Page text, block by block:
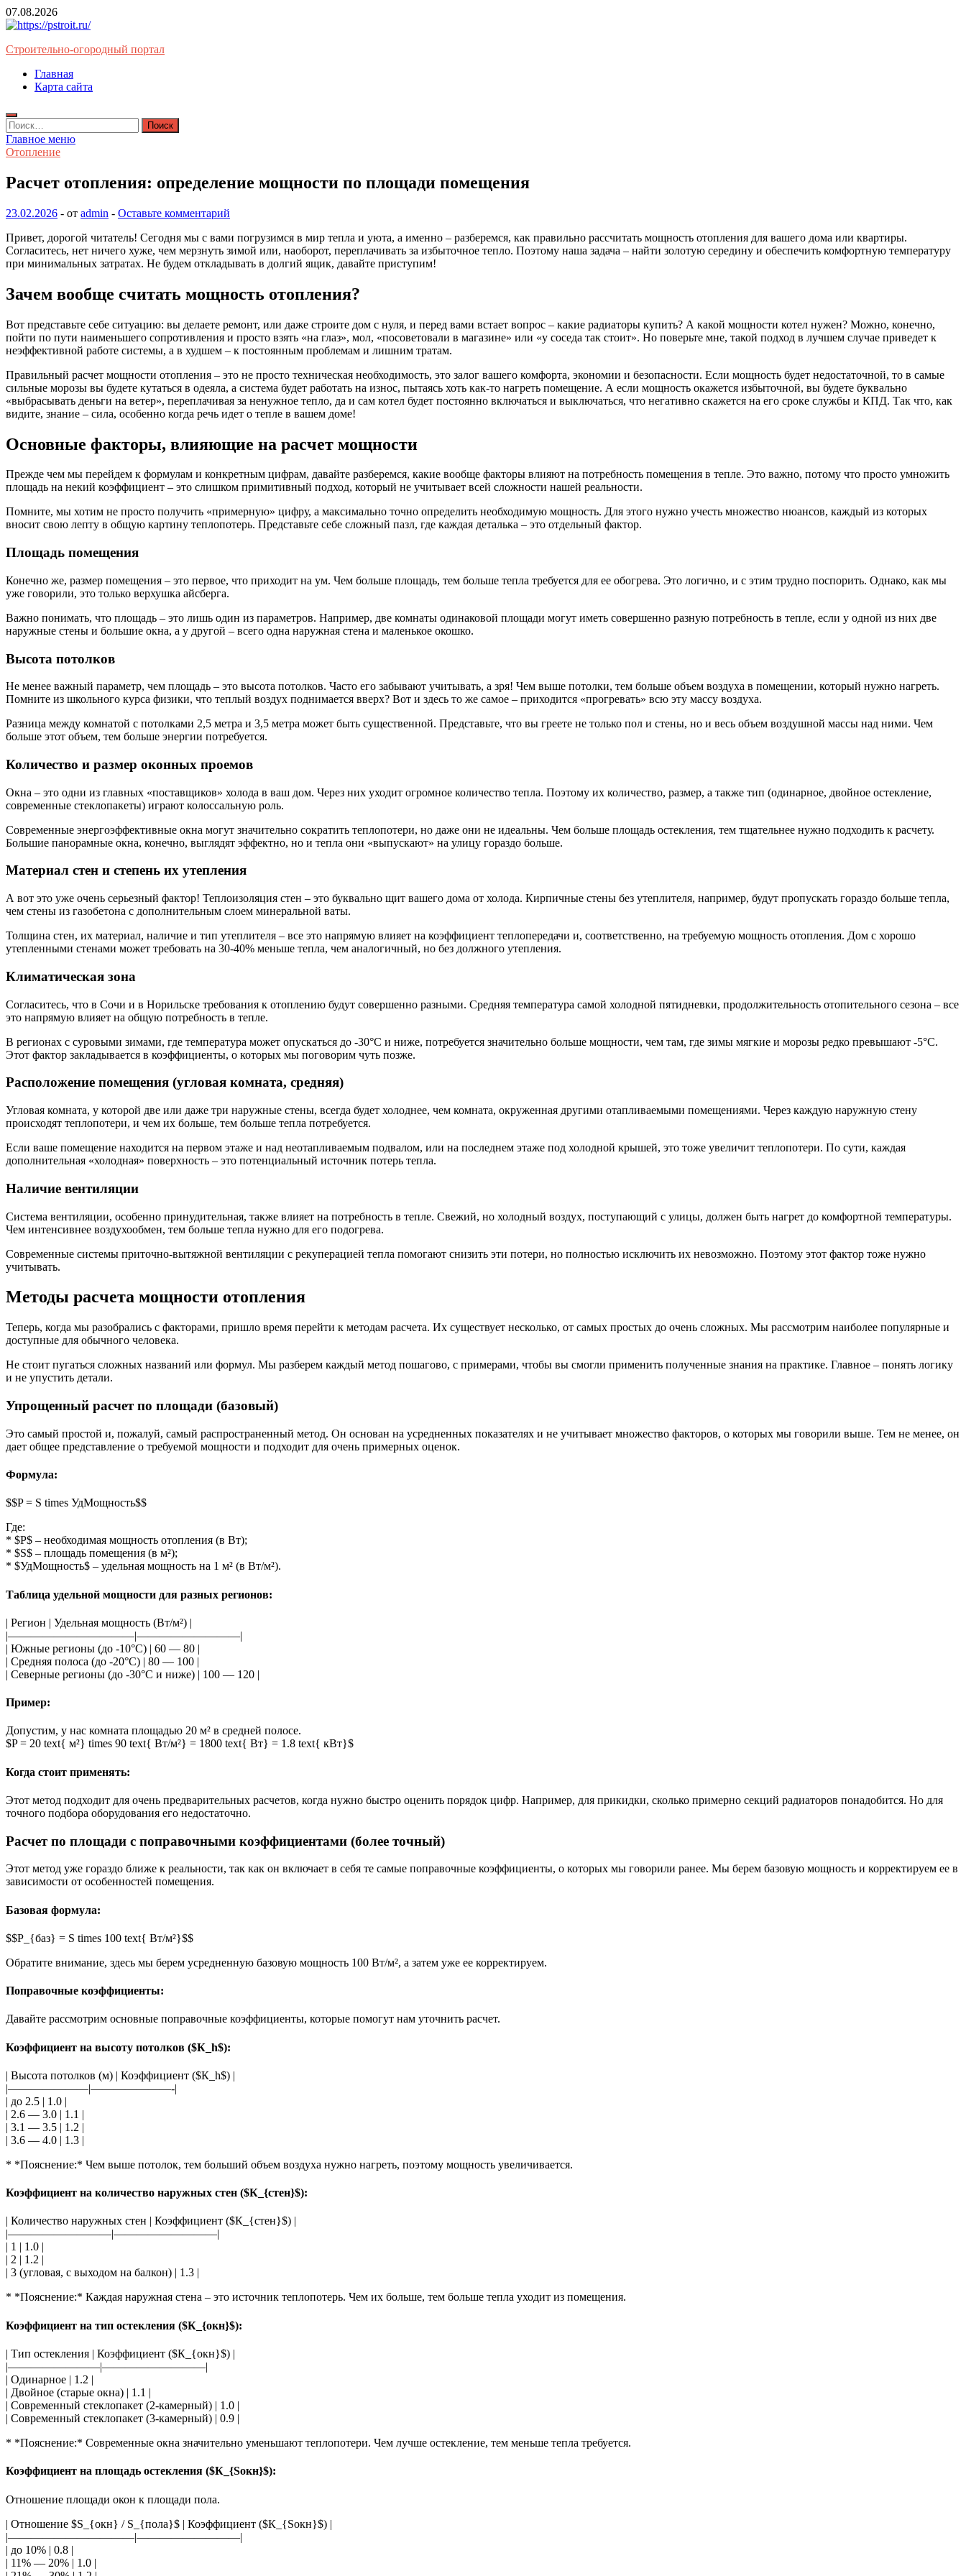
Перейти
к
07.08.2026
Строительно-огородный портал
Главная
Карта сайта
Найти:
Главное меню
Отопление
Расчет отопления: определение мощности по площади помещения
23.02.2026 - от admin - Оставьте комментарий
Привет, дорогой читатель! Сегодня мы с вами погрузимся в мир тепла и уюта, а именно – разберемся, как правильно рассчитать мощность отопления для вашего дома или квартиры.
Согласитесь, нет ничего хуже, чем мерзнуть зимой или, наоборот, переплачивать за избыточное тепло. Поэтому наша задача – найти золотую середину и обеспечить комфортную температуру
при минимальных затратах. Не будем откладывать в долгий ящик, давайте приступим!
Зачем вообще считать мощность отопления?
Вот представьте себе ситуацию: вы делаете ремонт, или даже строите дом с нуля, и перед вами встает вопрос – какие радиаторы купить? А какой мощности котел нужен? Можно, конечно,
пойти по пути наименьшего сопротивления и просто взять «на глаз», мол, «посоветовали в магазине» или «у соседа так стоит». Но поверьте мне, такой подход в лучшем случае приведет к
неэффективной работе системы, а в худшем – к постоянным проблемам и лишним тратам.
Правильный расчет мощности отопления – это не просто техническая необходимость, это залог вашего комфорта, экономии и безопасности. Если мощность будет недостаточной, то в самые
сильные морозы вы будете кутаться в одеяла, а система будет работать на износ, пытаясь хоть как-то нагреть помещение. А если мощность окажется избыточной, вы будете буквально
«выбрасывать деньги на ветер», переплачивая за ненужное тепло, да и сам котел будет постоянно включаться и выключаться, что негативно скажется на его сроке службы и КПД. Так что, как
видите, знание – сила, особенно когда речь идет о тепле в вашем доме!
Основные факторы, влияющие на расчет мощности
Прежде чем мы перейдем к формулам и конкретным цифрам, давайте разберемся, какие вообще факторы влияют на потребность помещения в тепле. Это важно, потому что просто умножить
площадь на некий коэффициент – это слишком примитивный подход, который не учитывает всей сложности нашей реальности.
Помните, мы хотим не просто получить «примерную» цифру, а максимально точно определить необходимую мощность. Для этого нужно учесть множество нюансов, каждый из которых
вносит свою лепту в общую картину теплопотерь. Представьте себе сложный пазл, где каждая деталька – это отдельный фактор.
Площадь помещения
Конечно же, размер помещения – это первое, что приходит на ум. Чем больше площадь, тем больше тепла требуется для ее обогрева. Это логично, и с этим трудно поспорить. Однако, как мы
уже говорили, это только верхушка айсберга.
Важно понимать, что площадь – это лишь один из параметров. Например, две комнаты одинаковой площади могут иметь совершенно разную потребность в тепле, если у одной из них две
наружные стены и большие окна, а у другой – всего одна наружная стена и маленькое окошко.
Высота потолков
Не менее важный параметр, чем площадь – это высота потолков. Часто его забывают учитывать, а зря! Чем выше потолки, тем больше объем воздуха в помещении, который нужно нагреть.
Помните из школьного курса физики, что теплый воздух поднимается вверх? Вот и здесь то же самое – приходится «прогревать» всю эту массу воздуха.
Разница между комнатой с потолками 2,5 метра и 3,5 метра может быть существенной. Представьте, что вы греете не только пол и стены, но и весь объем воздушной массы над ними. Чем
больше этот объем, тем больше энергии потребуется.
Количество и размер оконных проемов
Окна – это одни из главных «поставщиков» холода в ваш дом. Через них уходит огромное количество тепла. Поэтому их количество, размер, а также тип (одинарное, двойное остекление,
современные стеклопакеты) играют колоссальную роль.
Современные энергоэффективные окна могут значительно сократить теплопотери, но даже они не идеальны. Чем больше площадь остекления, тем тщательнее нужно подходить к расчету.
Большие панорамные окна, конечно, выглядят эффектно, но и тепла они «выпускают» на улицу гораздо больше.
Материал стен и степень их утепления
А вот это уже очень серьезный фактор! Теплоизоляция стен – это буквально щит вашего дома от холода. Кирпичные стены без утеплителя, например, будут пропускать гораздо больше тепла,
чем стены из газобетона с дополнительным слоем минеральной ваты.
Толщина стен, их материал, наличие и тип утеплителя – все это напрямую влияет на коэффициент теплопередачи и, соответственно, на требуемую мощность отопления. Дом с хорошо
утепленными стенами может требовать на 30-40% меньше тепла, чем аналогичный, но без должного утепления.
Климатическая зона
Согласитесь, что в Сочи и в Норильске требования к отоплению будут совершенно разными. Средняя температура самой холодной пятидневки, продолжительность отопительного сезона – все
это напрямую влияет на общую потребность в тепле.
В регионах с суровыми зимами, где температура может опускаться до -30°C и ниже, потребуется значительно больше мощности, чем там, где зимы мягкие и морозы редко превышают -5°C.
Этот фактор закладывается в коэффициенты, о которых мы поговорим чуть позже.
Расположение помещения (угловая комната, средняя)
Угловая комната, у которой две или даже три наружные стены, всегда будет холоднее, чем комната, окруженная другими отапливаемыми помещениями. Через каждую наружную стену
происходят теплопотери, и чем их больше, тем больше тепла потребуется.
Если ваше помещение находится на первом этаже и над неотапливаемым подвалом, или на последнем этаже под холодной крышей, это тоже увеличит теплопотери. По сути, каждая
дополнительная «холодная» поверхность – это потенциальный источник потерь тепла.
Наличие вентиляции
Система вентиляции, особенно принудительная, также влияет на потребность в тепле. Свежий, но холодный воздух, поступающий с улицы, должен быть нагрет до комфортной температуры.
Чем интенсивнее воздухообмен, тем больше тепла нужно для его подогрева.
Современные системы приточно-вытяжной вентиляции с рекуперацией тепла помогают снизить эти потери, но полностью исключить их невозможно. Поэтому этот фактор тоже нужно
учитывать.
Методы расчета мощности отопления
Теперь, когда мы разобрались с факторами, пришло время перейти к методам расчета. Их существует несколько, от самых простых до очень сложных. Мы рассмотрим наиболее популярные и
доступные для обычного человека.
Не стоит пугаться сложных названий или формул. Мы разберем каждый метод пошагово, с примерами, чтобы вы смогли применить полученные знания на практике. Главное – понять логику
и не упустить детали.
Упрощенный расчет по площади (базовый)
Это самый простой и, пожалуй, самый распространенный метод. Он основан на усредненных показателях и не учитывает множество факторов, о которых мы говорили выше. Тем не менее, он
дает общее представление о требуемой мощности и подходит для очень примерных оценок.
Формула:
$$P = S times УдМощность$$
Где:
* $P$ – необходимая мощность отопления (в Вт);
* $S$ – площадь помещения (в м²);
* $УдМощность$ – удельная мощность на 1 м² (в Вт/м²).
Таблица удельной мощности для разных регионов:
| Регион | Удельная мощность (Вт/м²) |
|———————————|—————————|
| Южные регионы (до -10°C) | 60 — 80 |
| Средняя полоса (до -20°C) | 80 — 100 |
| Северные регионы (до -30°C и ниже) | 100 — 120 |
Пример:
Допустим, у нас комната площадью 20 м² в средней полосе.
$P = 20 text{ м²} times 90 text{ Вт/м²} = 1800 text{ Вт} = 1.8 text{ кВт}$
Когда стоит применять:
Этот метод подходит для очень предварительных расчетов, когда нужно быстро оценить порядок цифр. Например, для прикидки, сколько примерно секций радиаторов понадобится. Но для
точного подбора оборудования его недостаточно.
Расчет по площади с поправочными коэффициентами (более точный)
Этот метод уже гораздо ближе к реальности, так как он включает в себя те самые поправочные коэффициенты, о которых мы говорили ранее. Мы берем базовую мощность и корректируем ее в
зависимости от особенностей помещения.
Базовая формула:
$$P_{баз} = S times 100 text{ Вт/м²}$$
Обратите внимание, здесь мы берем усредненную базовую мощность 100 Вт/м², а затем уже ее корректируем.
Поправочные коэффициенты:
Давайте рассмотрим основные поправочные коэффициенты, которые помогут нам уточнить расчет.
Коэффициент на высоту потолков ($К_h$):
| Высота потолков (м) | Коэффициент ($К_h$) |
|———————|———————-|
| до 2.5 | 1.0 |
| 2.6 — 3.0 | 1.1 |
| 3.1 — 3.5 | 1.2 |
| 3.6 — 4.0 | 1.3 |
* *Пояснение:* Чем выше потолок, тем больший объем воздуха нужно нагреть, поэтому мощность увеличивается.
Коэффициент на количество наружных стен ($К_{стен}$):
| Количество наружных стен | Коэффициент ($К_{стен}$) |
|—————————|—————————|
| 1 | 1.0 |
| 2 | 1.2 |
| 3 (угловая, с выходом на балкон) | 1.3 |
* *Пояснение:* Каждая наружная стена – это источник теплопотерь. Чем их больше, тем больше тепла уходит из помещения.
Коэффициент на тип остекления ($К_{окн}$):
| Тип остекления | Коэффициент ($К_{окн}$) |
|————————|—————————|
| Одинарное | 1.2 |
| Двойное (старые окна) | 1.1 |
| Современный стеклопакет (2-камерный) | 1.0 |
| Современный стеклопакет (3-камерный) | 0.9 |
* *Пояснение:* Современные окна значительно уменьшают теплопотери. Чем лучше остекление, тем меньше тепла требуется.
Коэффициент на площадь остекления ($К_{Sокн}$):
Отношение площади окон к площади пола.
| Отношение $S_{окн} / S_{пола}$ | Коэффициент ($К_{Sокн}$) |
|———————————|—————————|
| до 10% | 0.8 |
| 11% — 20% | 1.0 |